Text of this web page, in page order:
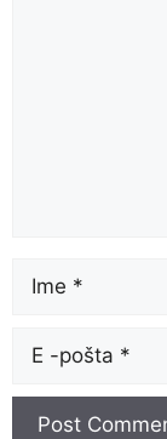
Name
Email